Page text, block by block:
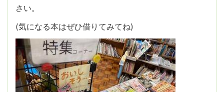
さい。
(気になる本はぜひ借りてみてね)